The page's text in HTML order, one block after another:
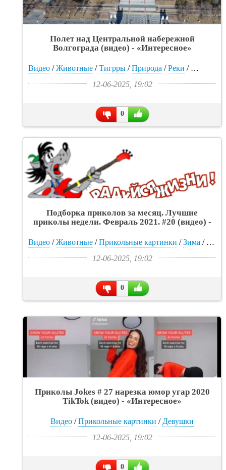
Полет над Центральной набережной
Волгограда (видео) - «Интересное»
Видео /Животные /Тигрры /Природа /Реки /
12-06-2025, 19:02
0
Подборка приколов за месяц. Лучшие
приколы недели. Февраль 2021. #20 (видео) -
Видео /Животные /Прикольные картинки /Зима /
12-06-2025, 19:02
0
Приколы Jokes # 27 нарезка юмор угар 2020
TikTok (видео) - «Интересное»
Видео /Прикольные картинки / Девушки
12-06-2025, 19:02
0